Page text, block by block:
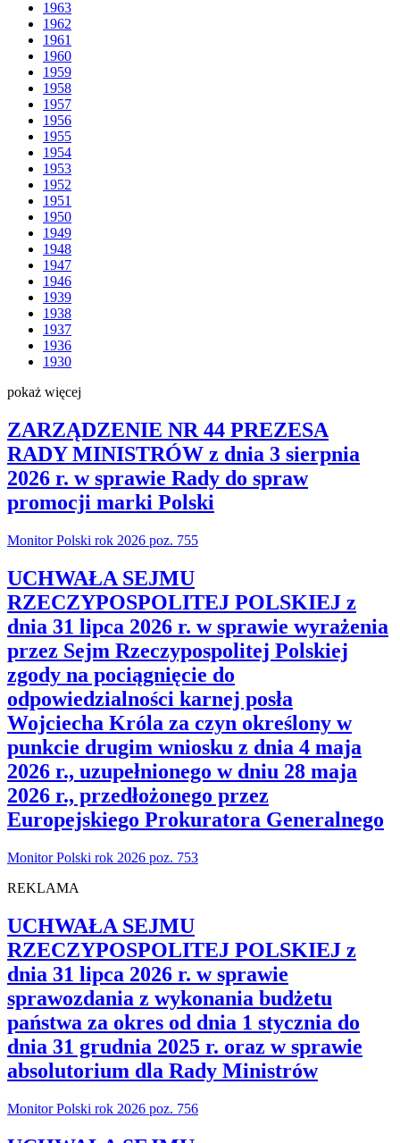
1963
1962
1961
1960
1959
1958
1957
1956
1955
1954
1953
1952
1951
1950
1949
1948
1947
1946
1939
1938
1937
1936
1930
pokaż więcej
ZARZĄDZENIE NR 44 PREZESA
RADY MINISTRÓW z dnia 3 sierpnia
2026 r. w sprawie Rady do spraw
promocji marki Polski
Monitor Polski rok 2026 poz. 755
UCHWAŁA SEJMU
RZECZYPOSPOLITEJ POLSKIEJ z
dnia 31 lipca 2026 r. w sprawie wyrażenia
przez Sejm Rzeczypospolitej Polskiej
zgody na pociągnięcie do
odpowiedzialności karnej posła
Wojciecha Króla za czyn określony w
punkcie drugim wniosku z dnia 4 maja
2026 r., uzupełnionego w dniu 28 maja
2026 r., przedłożonego przez
Europejskiego Prokuratora Generalnego
Monitor Polski rok 2026 poz. 753
REKLAMA
UCHWAŁA SEJMU
RZECZYPOSPOLITEJ POLSKIEJ z
dnia 31 lipca 2026 r. w sprawie
sprawozdania z wykonania budżetu
państwa za okres od dnia 1 stycznia do
dnia 31 grudnia 2025 r. oraz w sprawie
absolutorium dla Rady Ministrów
Monitor Polski rok 2026 poz. 756